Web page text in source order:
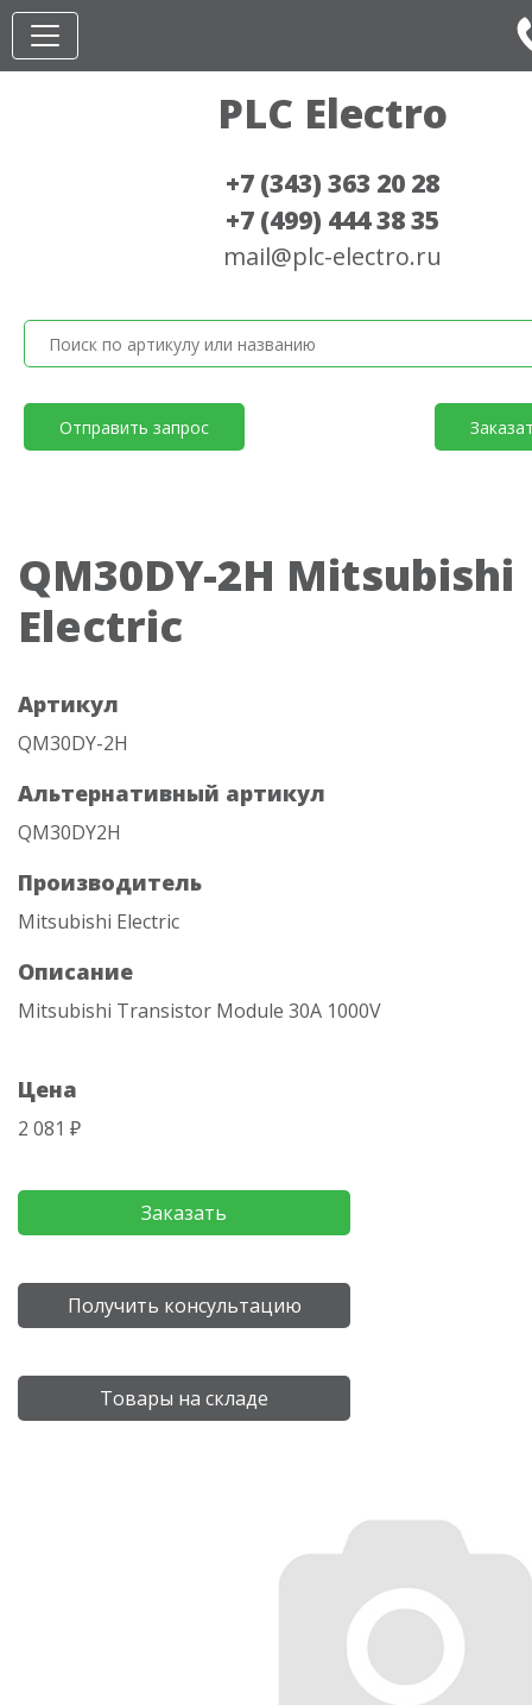
PLC Electro
+7 (343) 363 20 28
+7 (499) 444 38 35
mail@plc-electro.ru
Отправить запрос
QM30DY-2H Mitsubishi
Electric
Артикул
QM30DY-2H
Альтернативный артикул
QM30DY2H
Производитель
Mitsubishi Electric
Описание
Mitsubishi Transistor Module 30A 1000V
Цена
2 081 ₽
Заказать
Получить консультацию
Товары на складе